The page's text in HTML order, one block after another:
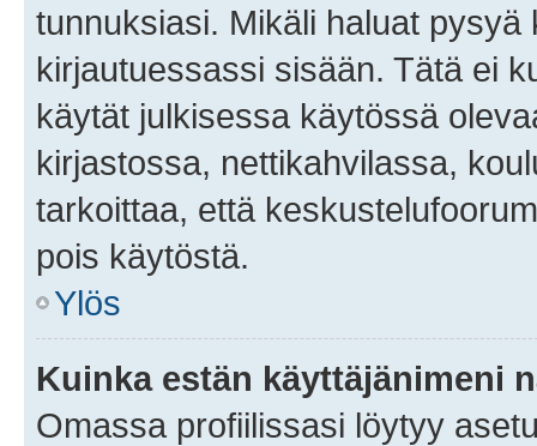
tunnuksiasi. Mikäli haluat
kirjautuessassi sisään. Tätä ei
käytät julkisessa käytössä
kirjastossa, nettikahvilassa,
tarkoittaa, että
pois käytöstä.
Ylös
Kuinka estän käyttäjänimeni
Omassa profiilissasi löytyy